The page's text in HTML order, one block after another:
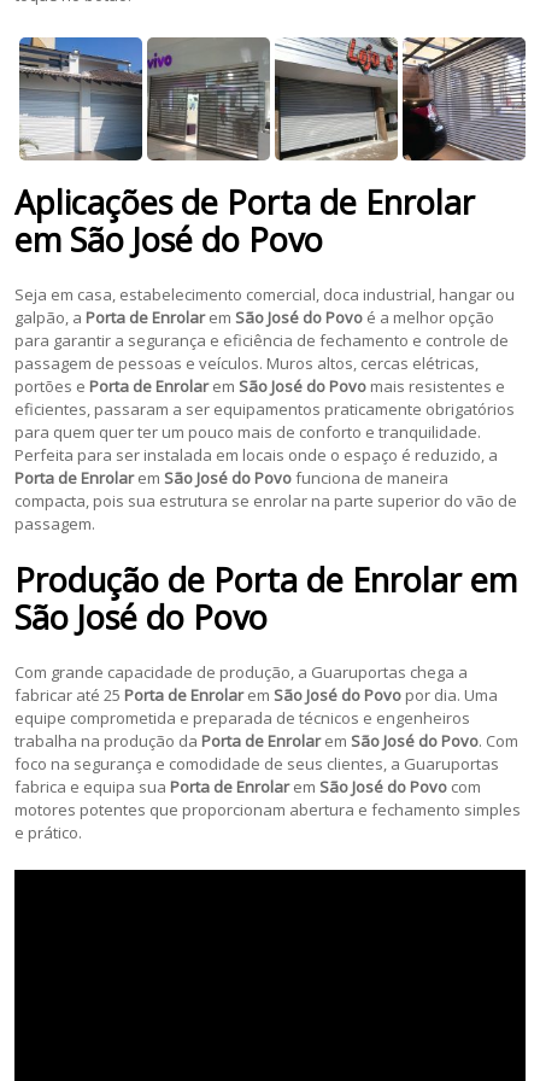
Aplicações de Porta de Enrolar
em São José do Povo
Seja em casa, estabelecimento comercial, doca industrial, hangar ou
galpão, a Porta de Enrolarem São José do Povo é a melhor opção
para garantir a segurança e eficiência de fechamento e controle de
passagem de pessoas e veículos. Muros altos, cercas elétricas,
portões e Porta de Enrolarem São José do Povo mais resistentes e
eficientes, passaram a ser equipamentos praticamente obrigatórios
para quem quer ter um pouco mais de conforto e tranquilidade.
Perfeita para ser instalada em locais onde o espaço é reduzido, a
Porta de Enrolarem São José do Povofunciona de maneira
compacta, pois sua estrutura se enrolar na parte superior do vão de
passagem.
Produção de Porta de Enrolarem
São José do Povo
Com grande capacidade de produção, a Guaruportas chega a
fabricar até 25 Porta de Enrolarem São José do Povo por dia. Uma
equipe comprometida e preparada de técnicos e engenheiros
trabalha na produção da Porta de Enrolarem São José do Povo. Com
foco na segurança e comodidade de seus clientes, a Guaruportas
fabrica e equipa sua Porta de Enrolarem São José do Povo com
motores potentes que proporcionam abertura e fechamento simples
e prático.